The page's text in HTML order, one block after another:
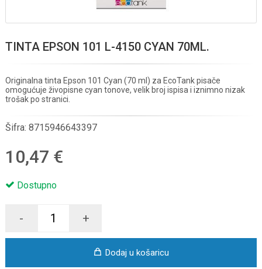
TINTA EPSON 101 L-4150 CYAN 70ML.
Originalna tinta Epson 101 Cyan (70 ml) za EcoTank pisače
omogućuje živopisne cyan tonove, velik broj ispisa i iznimno nizak
trošak po stranici.
Šifra: 8715946643397
10,47 €
Dostupno
- +
Dodaj u košaricu